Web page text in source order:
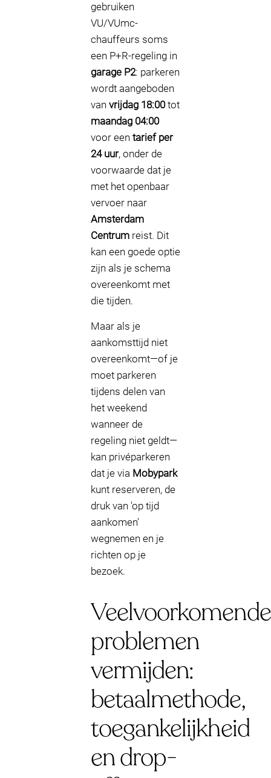
gebruiken
VU/VUmc-
chauffeurs soms
een P+R-regeling in
garage P2: parkeren
wordt aangeboden
van vrijdag 18:00tot
maandag 04:00
voor een tarief per
24 uur, onder de
voorwaarde dat je
met het openbaar
vervoer naar
Amsterdam
Centrum reist. Dit
kan een goede optie
zijn als je schema
overeenkomt met
die tijden.
Maar als je
aankomsttijd niet
overeenkomt—of je
moet parkeren
tijdens delen van
het weekend
wanneer de
regeling niet geldt—
kan privéparkeren
dat je via Mobypark
kunt reserveren, de
druk van 'op tijd
aankomen'
wegnemen en je
richten op je
bezoek.
Veelvoorkomende
problemen
vermijden:
betaalmethode,
toegankelijkheid
en drop-